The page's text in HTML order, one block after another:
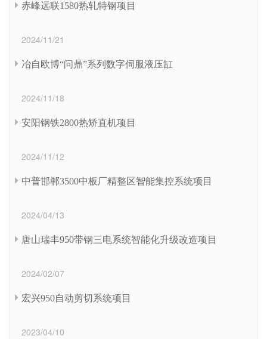
赤峰远联1580热轧特钢项目
2024/11/21
冶自欧博“问鼎”系列数字伺服液压缸
2024/11/18
安阳钢铁2800热矫直机项目
2024/11/12
中普邯郸3500中板厂精整区智能集控系统项目
2024/04/13
唐山瑞丰950带钢三电系统智能化升级改造项目
2024/02/07
宏兴950自动剪切系统项目
2023/04/10